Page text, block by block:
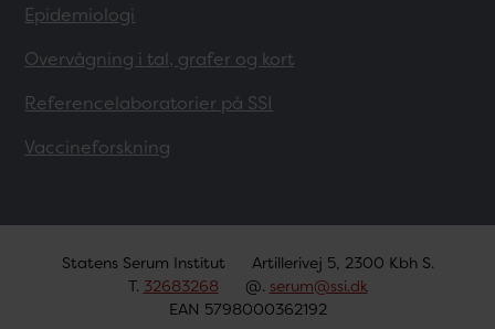
Epidemiologi
Overvågning i tal, grafer og kort
Referencelaboratorier på SSI
Vaccineforskning
Statens Serum Institut
Artillerivej 5, 2300 Kbh S.
T. 32683268 @. serum@ssi.dk
EAN 5798000362192